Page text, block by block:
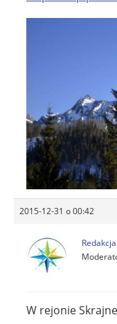
2015-12-31 o 00:42
Redakcja
W rejonie